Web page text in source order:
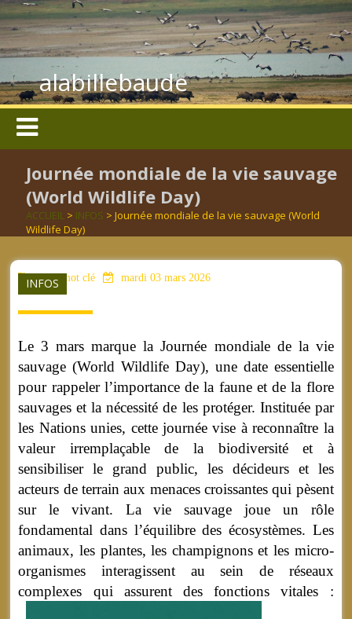
alabillebaude
Journée mondiale de la vie sauvage
(World Wildlife Day)
ACCUEIL > INFOS > Journée mondiale de la vie sauvage (World
Wildlife Day)
INFOS
aucun mot clé mardi 03 mars 2026
Le 3 mars marque la Journée mondiale de la vie
sauvage (World Wildlife Day), une date essentielle
pour rappeler l’importance de la faune et de la flore
sauvages et la nécessité de les protéger. Instituée par
les Nations unies, cette journée vise à reconnaître la
valeur irremplaçable de la biodiversité et à
sensibiliser le grand public, les décideurs et les
acteurs de terrain aux menaces croissantes qui pèsent
sur le vivant. La vie sauvage joue un rôle
fondamental dans l’équilibre des écosystèmes. Les
animaux, les plantes, les champignons et les micro-
organismes interagissent au sein de réseaux
complexes qui assurent des fonctions vitales :